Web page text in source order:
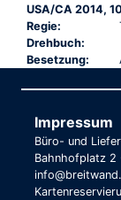
USA/CA 2014,
Regie:
Drehbuch:
Besetzung:
Impressum
Büro- und
Bahnhofplatz 2